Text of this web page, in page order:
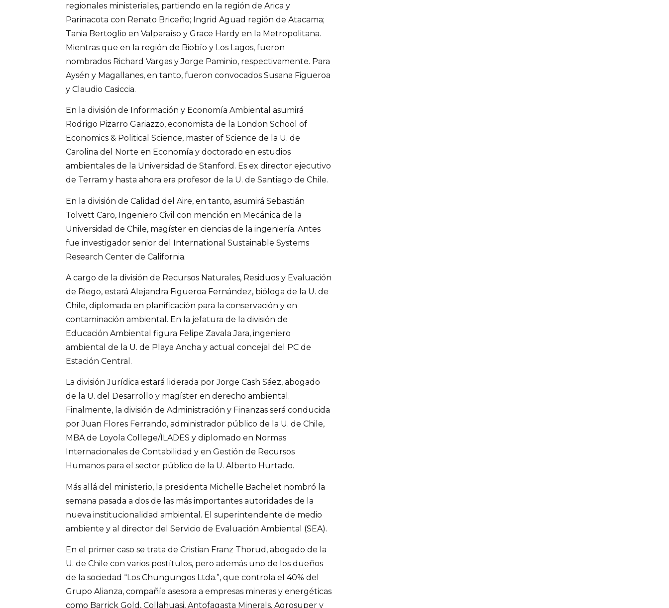
regionales ministeriales, partiendo en la región de Arica y
Parinacota con Renato Briceño; Ingrid Aguad región de Atacama;
Tania Bertoglio en Valparaíso y Grace Hardy en la Metropolitana.
Mientras que en la región de Biobío y Los Lagos, fueron
nombrados Richard Vargas y Jorge Paminio, respectivamente. Para
Aysén y Magallanes, en tanto, fueron convocados Susana Figueroa
y Claudio Casiccia.
En la división de Información y Economía Ambiental asumirá
Rodrigo Pizarro Gariazzo, economista de la London School of
Economics & Political Science, master of Science de la U. de
Carolina del Norte en Economía y doctorado en estudios
ambientales de la Universidad de Stanford. Es ex director ejecutivo
de Terram y hasta ahora era profesor de la U. de Santiago de Chile.
En la división de Calidad del Aire, en tanto, asumirá Sebastián
Tolvett Caro, Ingeniero Civil con mención en Mecánica de la
Universidad de Chile, magíster en ciencias de la ingeniería. Antes
fue investigador senior del International Sustainable Systems
Research Center de California.
A cargo de la división de Recursos Naturales, Residuos y Evaluación
de Riego, estará Alejandra Figueroa Fernández, bióloga de la U. de
Chile, diplomada en planificación para la conservación y en
contaminación ambiental. En la jefatura de la división de
Educación Ambiental figura Felipe Zavala Jara, ingeniero
ambiental de la U. de Playa Ancha y actual concejal del PC de
Estación Central.
La división Jurídica estará liderada por Jorge Cash Sáez, abogado
de la U. del Desarrollo y magíster en derecho ambiental.
Finalmente, la división de Administración y Finanzas será conducida
por Juan Flores Ferrando, administrador público de la U. de Chile,
MBA de Loyola College/ILADES y diplomado en Normas
Internacionales de Contabilidad y en Gestión de Recursos
Humanos para el sector público de la U. Alberto Hurtado.
Más allá del ministerio, la presidenta Michelle Bachelet nombró la
semana pasada a dos de las más importantes autoridades de la
nueva institucionalidad ambiental. El superintendente de medio
ambiente y al director del Servicio de Evaluación Ambiental (SEA).
En el primer caso se trata de Cristian Franz Thorud, abogado de la
U. de Chile con varios postítulos, pero además uno de los dueños
de la sociedad “Los Chungungos Ltda.”, que controla el 40% del
Grupo Alianza, compañía asesora a empresas mineras y energéticas
como Barrick Gold, Collahuasi, Antofagasta Minerals, Agrosuper y